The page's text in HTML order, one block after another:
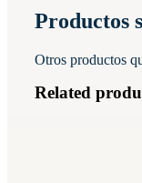
Productos
Otros productos
Related